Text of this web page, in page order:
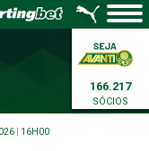
166.217
SÓCIOS
16H00